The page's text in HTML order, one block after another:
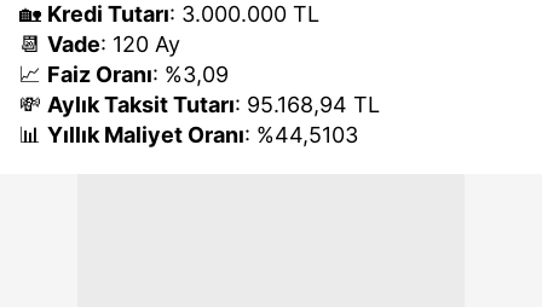
hazırlanmış Aydınlatma Metnimizi okumak ve sitemizde
ilgili mevzuata uygun olarak kullanılan çerezlerle ilgili bilgi
almak için lütfen tıklayınız
🏡 Kredi Tutarı: 3.000.000 TL
📆 Vade: 120 Ay
📈 Faiz Oranı: %3,09
💸 Aylık Taksit Tutarı: 95.168,94 TL
📊 Yıllık Maliyet Oranı: %44,5103